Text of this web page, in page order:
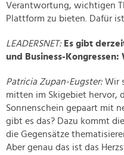
Verantwortung, wichtigen
Plattform zu bieten. Dafür
LEADERSNET:Es gibt
und Business-Kongressen:
Patricia Zupan-Eugster:Wir
mitten im Skigebiet hervor,
Sonnenschein gepaart mit
gibt es das? Dazu kommt
die Gegensätze
Aber genau das ist das